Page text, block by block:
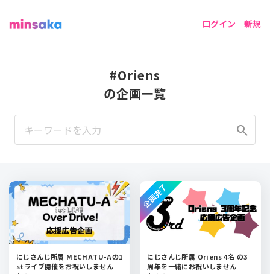
ログイン｜新規
#Oriens
の企画一覧
search
にじさんじ所属 MECHATU-Aの1
stライブ開催をお祝いしません
にじさんじ所属 Oriens 4名 の3
周年を一緒にお祝いしません
企画完了